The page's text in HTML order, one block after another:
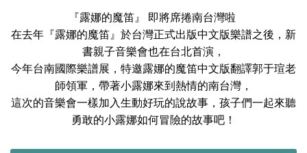
『露娜的魔笛』 即將席捲南台灣啦
在去年『露娜的魔笛』於台灣正式出版中文版樂譜之後，新
書親子音樂會也在台北首演，
今年台南國際樂譜展，特邀露娜的魔笛中文版翻譯郭于瑄老
師領軍，帶著小露娜來到熱情的南台灣，
這次的音樂會一樣加入生動好玩的說故事，孩子們一起來聽
勇敢的小露娜如何冒險的故事吧！